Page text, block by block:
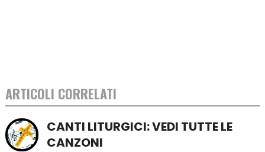
ARTICOLI CORRELATI
CANTI LITURGICI: VEDI TUTTE LE
CANZONI